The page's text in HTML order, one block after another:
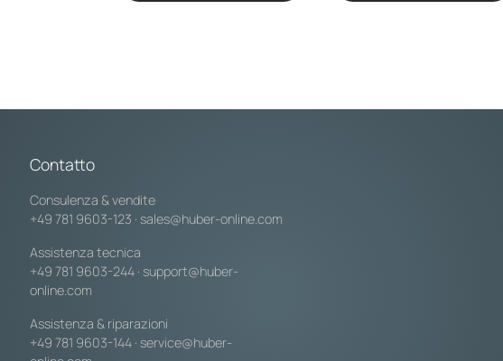
Contatto
Consulenza & vendite
+49 781 9603-123 · sales@huber-online.com
Assistenza tecnica
+49 781 9603-244 · support@huber-
online.com
Assistenza & riparazioni
+49 781 9603-144 · service@huber-